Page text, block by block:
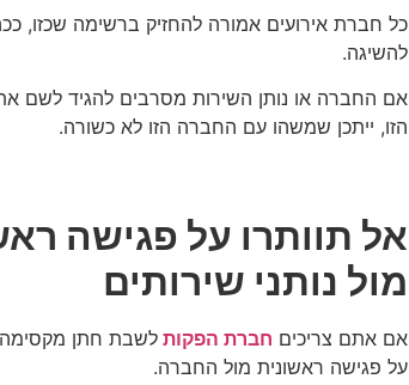
כל חברת אירועים אמורה להחזיק ברשימה שכזו,
להשיגה.
אם החברה או נותן השירות מסרבים להגיד לשם
הזו, ייתכן שמשהו עם החברה הזו לא כשורה.
אל תוותרו על פגישה
מול נותני שירותים
אם אתם צריכים חברת הפקות לשבת חתן
על פגישה ראשונית מול החברה.